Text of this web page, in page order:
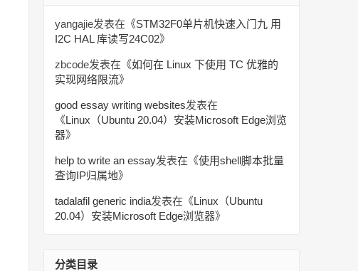
yangajie发表在《STM32F0单片机快速入门九 用
I2C HAL 库读写24C02》
zbcode发表在《如何在 Linux 下使用 TC 优雅的
实现网络限流》
good essay writing websites发表在
《Linux（Ubuntu 20.04）安装Microsoft Edge浏览
器》
help to write an essay发表在《使用shell脚本批量
查询IP归属地》
tadalafil generic india发表在《Linux（Ubuntu
20.04）安装Microsoft Edge浏览器》
分类目录